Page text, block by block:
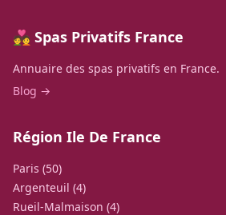
💑 Spas Privatifs France
Annuaire des spas privatifs en France.
Blog →
Région Ile De France
Paris (50)
Argenteuil (4)
Rueil-Malmaison (4)